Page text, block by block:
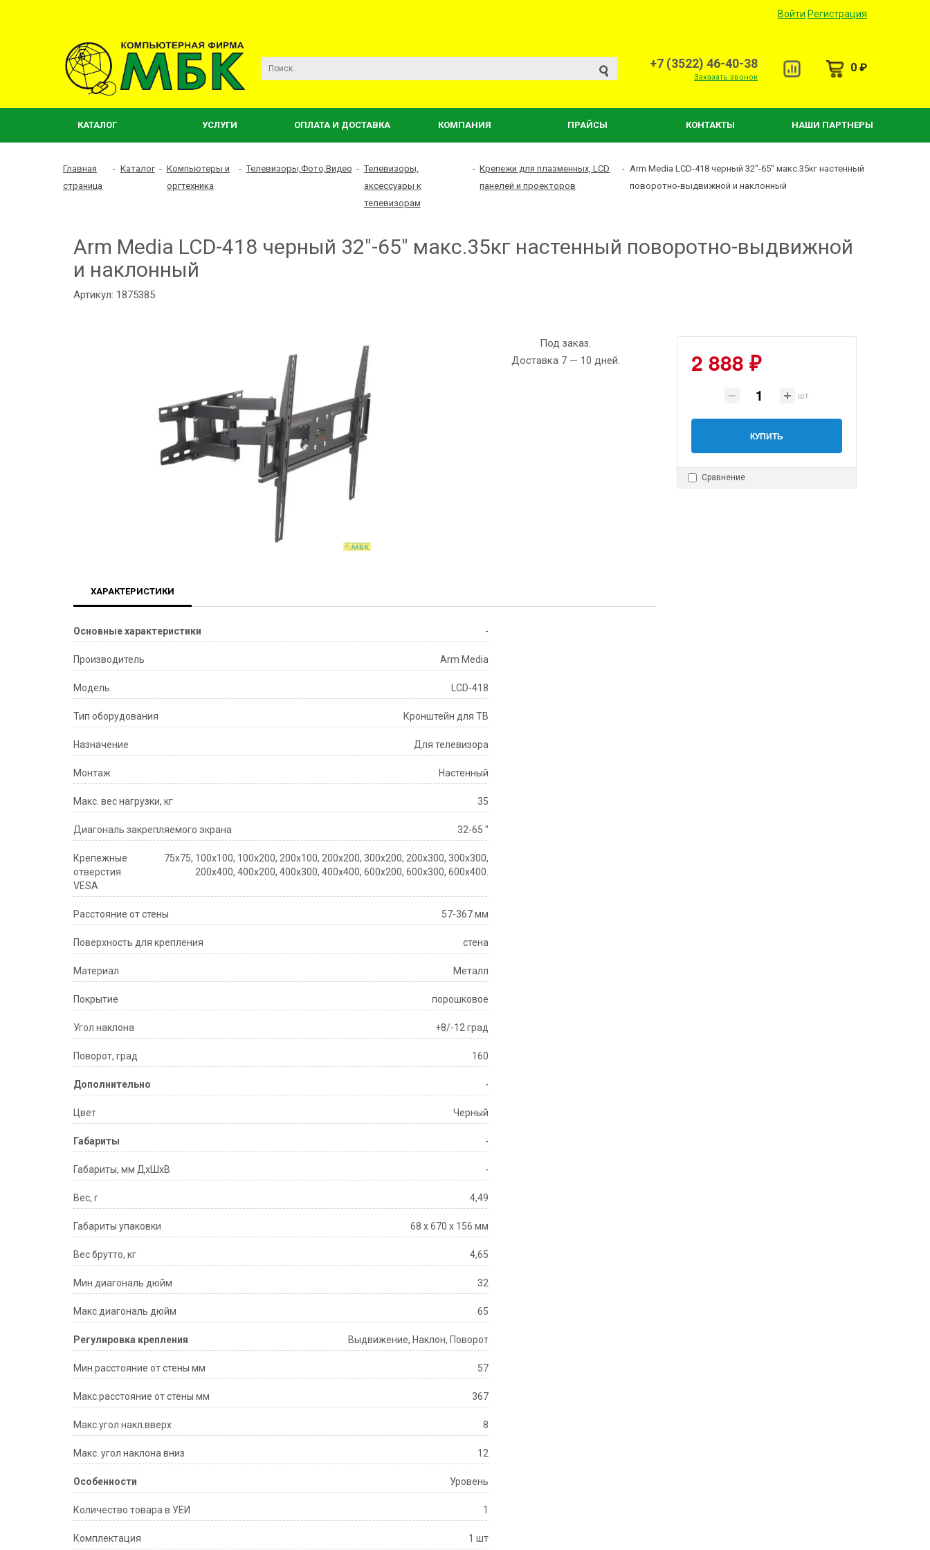
Войти Регистрация
+7 (3522) 46-40-38
Заказать звонок
0 ₽
КАТАЛОГ УСЛУГИ ОПЛАТА И ДОСТАВКА КОМПАНИЯ ПРАЙСЫ КОНТАКТЫ НАШИ ПАРТНЕРЫ
Главная
страница
- Каталог - Компьютеры и
оргтехника
- Телевизоры,Фото,Видео - Телевизоры,
аксессуары к
телевизорам
- Крепежи для плазменных, LCD
панелей и проекторов
- Arm Media LCD-418 черный 32"-65" макс.35кг настенный
поворотно-выдвижной и наклонный
Arm Media LCD-418 черный 32"-65" макс.35кг настенный поворотно-выдвижной
и наклонный
Артикул: 1875385
Под заказ.
Доставка 7 — 10 дней.
2 888 ₽
шт
КУПИТЬ
Сравнение
ХАРАКТЕРИСТИКИ
Основные характеристики -
Производитель Arm Media
Модель LCD-418
Тип оборудования Кронштейн для ТВ
Назначение Для телевизора
Монтаж Настенный
Макс. вес нагрузки, кг 35
Диагональ закрепляемого экрана 32-65 "
Крепежные
отверстия
VESA
75х75, 100x100, 100х200, 200х100, 200х200, 300х200, 200х300, 300х300,
200х400, 400х200, 400х300, 400х400, 600х200, 600х300, 600х400.
Расстояние от стены 57-367 мм
Поверхность для крепления стена
Материал Металл
Покрытие порошковое
Угол наклона +8/-12 град
Поворот, град 160
Дополнительно -
Цвет Черный
Габариты -
Габариты, мм ДхШхВ -
Вес, г 4,49
Габариты упаковки 68 x 670 x 156 мм
Вес брутто, кг 4,65
Мин.диагональ дюйм 32
Макс.диагональ дюйм 65
Регулировка крепления Выдвижение, Наклон, Поворот
Мин.расстояние от стены мм 57
Макс.расстояние от стены мм 367
Макс.угол накл.вверх 8
Макс. угол наклона вниз 12
Особенности Уровень
Количество товара в УЕИ 1
Комплектация 1 шт